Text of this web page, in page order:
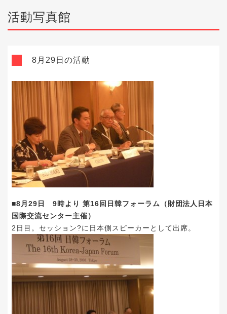
活動写真館
8月29日の活動
■8月29日 9時より 第16回日韓フォーラム（財団法人日本
国際交流センター主催）
2日目。セッション?に日本側スピーカーとして出席。